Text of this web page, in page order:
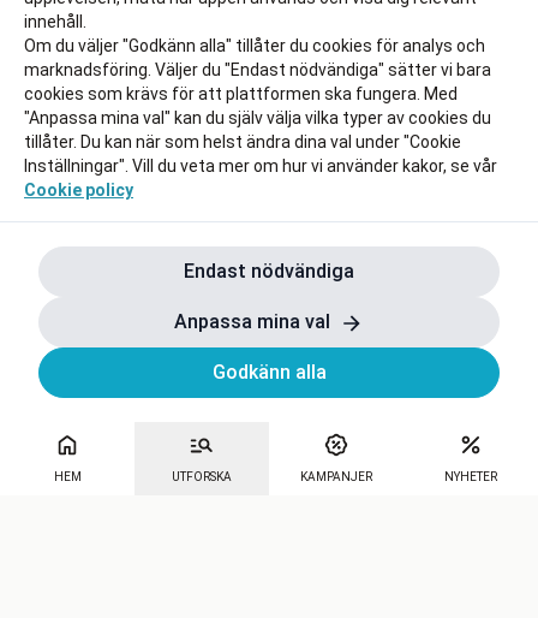
HEM UTFORSKA KAMPANJER NYHETER
innehåll.
Om du väljer "Godkänn alla" tillåter du cookies för analys och
marknadsföring. Väljer du "Endast nödvändiga" sätter vi bara
cookies som krävs för att plattformen ska fungera. Med
"Anpassa mina val" kan du själv välja vilka typer av cookies du
tillåter. Du kan när som helst ändra dina val under "Cookie
Inställningar". Vill du veta mer om hur vi använder kakor, se vår
Cookie policy
Endast nödvändiga
Anpassa mina val
Godkänn alla